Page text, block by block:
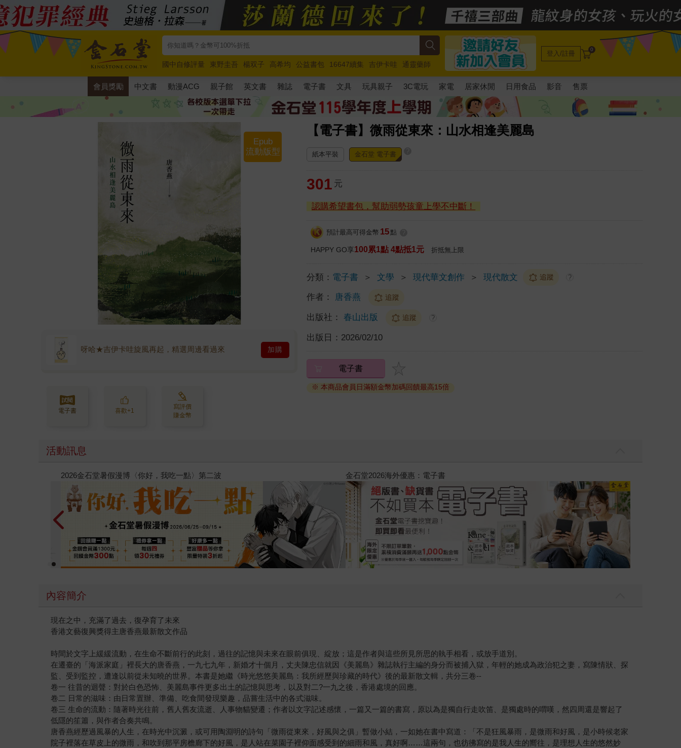
國中自修評量 東野圭吾 楊双子 高希均 公益書包 16647續集 吉伊卡哇
通靈藥師
唯紅花綻放
奧德賽 路邊攤新作 馬斯克 玩具總動員5 超慢跑
登入/註冊 0
會員獎勵 中文書 動漫ACG 親子館 英文書 雜誌 電子書 文具 玩具親子 3C電玩 家電 居家休閒 日用食品 影音 售票
【電子書】微雨從東來：山水相逢美麗島
Epub
流動版型
呀哈★吉伊卡哇旋風再起，精選周邊看過來 加購
電子書 喜歡+1
寫評價
賺金幣
紙本平裝 金石堂 電子書
301 元
認購希望書包，幫助弱勢孩童上學不中斷！
預計最高可得金幣 15 點
HAPPY GO享100累1點 4點抵1元 折抵無上限
分類： 電子書 ＞ 文學 ＞ 現代華文創作 ＞ 現代散文 追蹤 ?
作者： 唐香燕 追蹤
出版社： 春山出版 追蹤 ?
出版日： 2026/02/10
電子書
※ 本商品會員日滿額金幣加碼回饋最高15倍
活動訊息
春光ｘ奇幻基地｜全書系展 2026金石堂暑假漫博〈你好，我吃一點〉第二波
內容簡介
現在之中，充滿了過去，復孕育了未來
香港文藝復興獎得主唐香燕最新散文作品
時間於文字上緩緩流動，在生命不斷前行的此刻，過往的記憶與未來在眼前俱現、綻放；這是作者與這些所見所思的執手相看，或放手道別。
在遷臺的「海派家庭」裡長大的唐香燕，一九七九年，新婚才十個月，丈夫陳忠信就因《美麗島》雜誌執行主編的身分而被捕入獄，年輕的她成為政治犯之妻，寫陳情狀、探
監、受到監控，遭逢以前從未知曉的世界。本書是她繼《時光悠悠美麗島：我所經歷與珍藏的時代》後的最新散文輯，共分三卷--
卷一 往昔的迴聲：對於白色恐怖、美麗島事件更多出土的記憶與思考，以及對二?一九之後，香港處境的回應。
卷二 日常的滋味：由日常置辦、準備、吃食間發現樂趣，品嘗生活中的各式滋味。
卷三 生命的流動：隨著時光往前，舊人舊友流逝、人事物貓變遷；作者以文字記述感懷，一篇又一篇的書寫，原以為是獨自行走吹笛、是獨處時的喟嘆，然四周還是響起了
低隱的笙簫，與作者合奏共鳴。
唐香燕經歷過風暴的人生，在時光中沉澱，或可用陶淵明的詩句「微雨從東來，好風與之俱」暫做小結，一如她在書中寫道：「不是狂風暴雨，是微雨和好風，是小時候老家
院子裡落在草皮上的微雨，和吹到那平房檐廊下的好風，是人站在菜園子裡仰面感受到的細雨和風，真好啊……這兩句，也彷彿寫的是我人生的嚮往，是理想人生的悠然妙